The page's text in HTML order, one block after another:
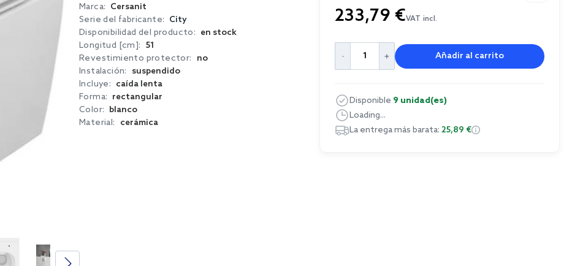
Marca: Cersanit
Serie del fabricante: City
Disponibilidad del producto: en stock
Longitud [cm]: 51
Revestimiento protector:
no
Instalación:
suspendido
Incluye: caída lenta
Forma: rectangular
Color: blanco
Material:
cerámica
233,79 €VAT incl.
Añadir al carrito
Disponible 9 unidad(es)
Loading...
La entrega más barata: 25,89 €